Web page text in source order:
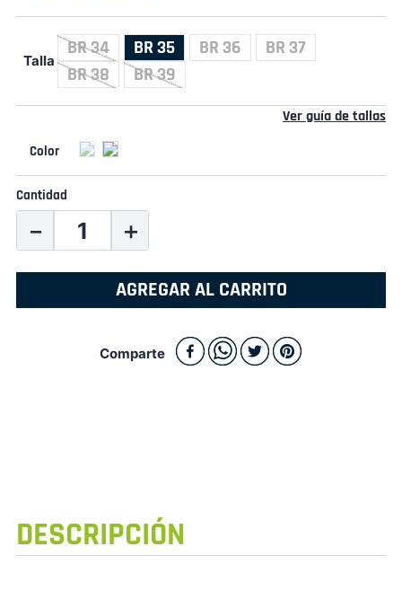
Talla
BR 34 BR 35 BR 36
BR 37
BR 38
BR 39
Ver guía de tallas
Cantidad
＋
－
AGREGAR AL CARRITO
Comparte
DESCRIPCIÓN